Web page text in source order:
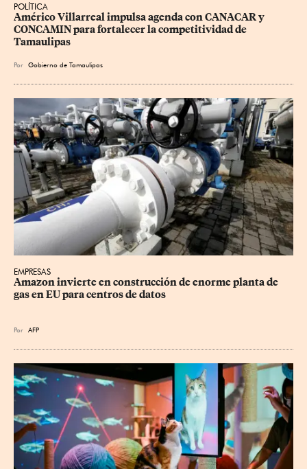
POLÍTICA
Américo Villarreal impulsa agenda con CANACAR y
CONCAMIN para fortalecer la competitividad de
Tamaulipas
Por Gobierno de Tamaulipas
EMPRESAS
Amazon invierte en construcción de enorme planta de
gas en EU para centros de datos
Por AFP